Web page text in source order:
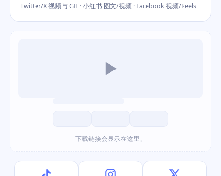
Twitter/X 视频与 GIF · 小红书 图文/视频 · Facebook 视频/Reels
▶
下载链接会显示在这里。